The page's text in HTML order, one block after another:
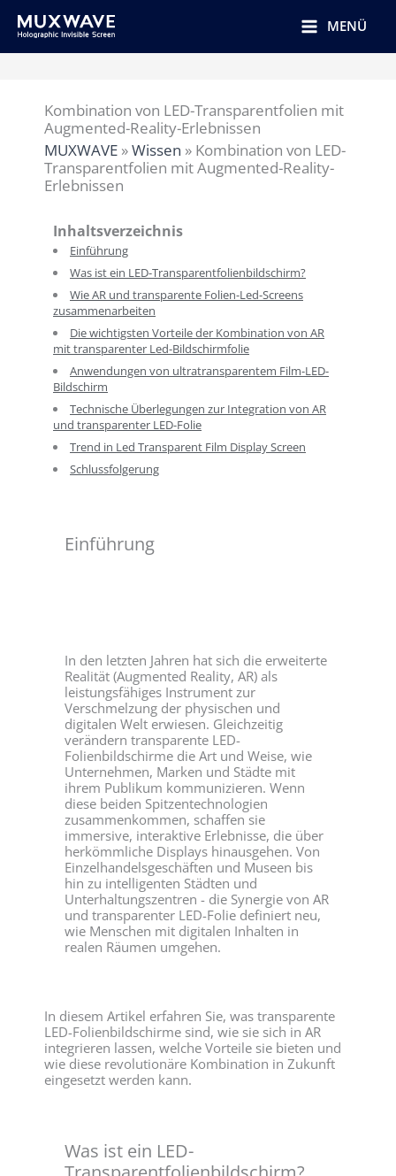
MENÜ
Kombination von LED-Transparentfolien mit
Augmented-Reality-Erlebnissen
MUXWAVE »Wissen » Kombination von LED-
Transparentfolien mit Augmented-Reality-
Erlebnissen
Inhaltsverzeichnis
Einführung
Was ist ein LED-Transparentfolienbildschirm?
Wie AR und transparente Folien-Led-Screens
zusammenarbeiten
Die wichtigsten Vorteile der Kombination von AR
mit transparenter Led-Bildschirmfolie
Anwendungen von ultratransparentem Film-LED-
Bildschirm
Technische Überlegungen zur Integration von AR
und transparenter LED-Folie
Trend in Led Transparent Film Display Screen
Schlussfolgerung
Einführung
In den letzten Jahren hat sich die erweiterte
Realität (Augmented Reality, AR) als
leistungsfähiges Instrument zur
Verschmelzung der physischen und
digitalen Welt erwiesen. Gleichzeitig
verändern transparente LED-
Folienbildschirme die Art und Weise, wie
Unternehmen, Marken und Städte mit
ihrem Publikum kommunizieren. Wenn
diese beiden Spitzentechnologien
zusammenkommen, schaffen sie
immersive, interaktive Erlebnisse, die über
herkömmliche Displays hinausgehen. Von
Einzelhandelsgeschäften und Museen bis
hin zu intelligenten Städten und
Unterhaltungszentren - die Synergie von AR
und transparenter LED-Folie definiert neu,
wie Menschen mit digitalen Inhalten in
realen Räumen umgehen.
In diesem Artikel erfahren Sie, was transparente
LED-Folienbildschirme sind, wie sie sich in AR
integrieren lassen, welche Vorteile sie bieten und
wie diese revolutionäre Kombination in Zukunft
eingesetzt werden kann.
Was ist ein LED-